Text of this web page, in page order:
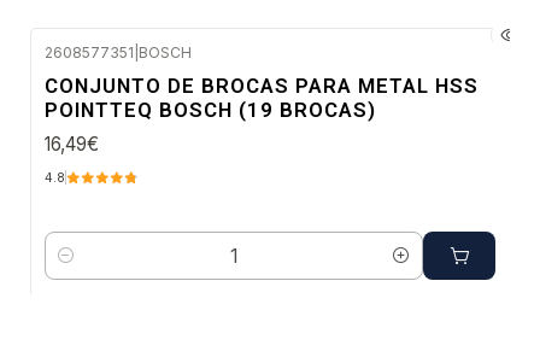
2608577351 BOSCH
CONJUNTO DE BROCAS PARA METAL HSS
POINTTEQ BOSCH (19 BROCAS)
16,49€
4.8
Quantidade